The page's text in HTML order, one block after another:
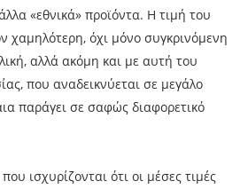
«εθνικά» προϊόντα. Η τιμή του
χαμηλότερη, όχι μόνο συγκρινόμενη
αλλά ακόμη και με αυτή του
που αναδεικνύεται σε μεγάλο
παράγει σε σαφώς διαφορετικό
που ισχυρίζονται ότι οι μέσες τιμές